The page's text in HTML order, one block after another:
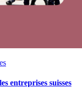
entreprises suisses